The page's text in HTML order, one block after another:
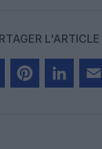
L'ARTICLE